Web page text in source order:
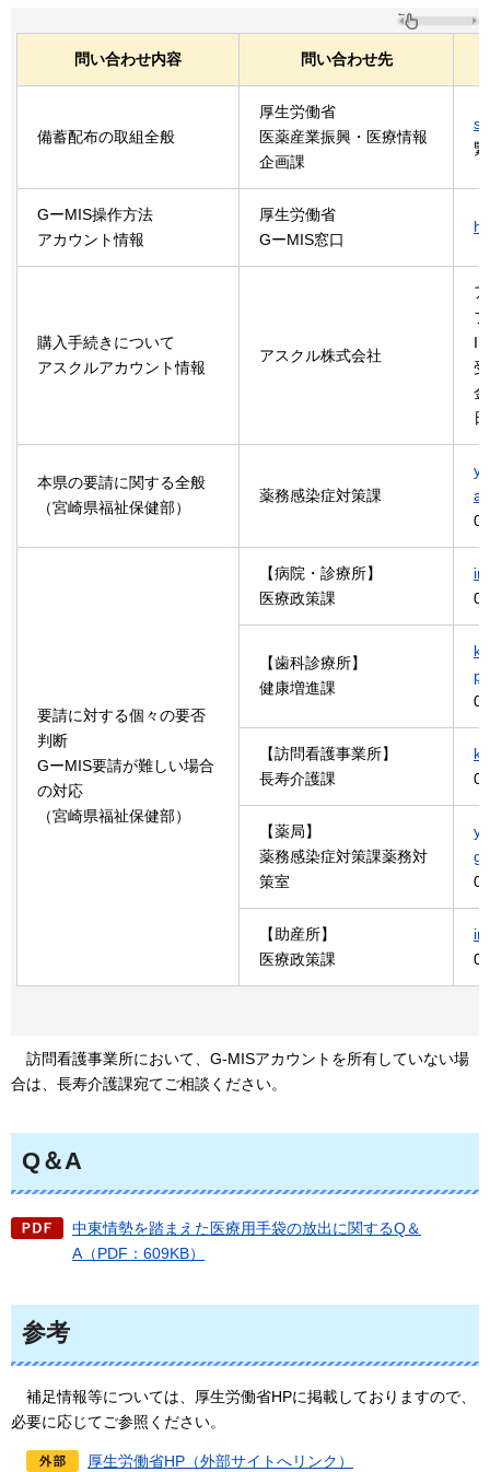
問い合わせ内容 問い合わせ先
備蓄配布の取組全般
厚生労働省
医薬産業振興・医療情報
企画課
GーMIS操作方法
アカウント情報
厚生労働省
GーMIS窓口
購入手続きについて
アスクルアカウント情報
アスクル株式会社
本県の要請に関する全般
（宮崎県福祉保健部）
薬務感染症対策課
要請に対する個々の要否
判断
GーMIS要請が難しい場合
の対応
（宮崎県福祉保健部）
【病院・診療所】
医療政策課
【歯科診療所】
健康増進課
p
【訪問看護事業所】
長寿介護課
【薬局】
薬務感染症対策課薬務対
策室
【助産所】
医療政策課
訪問看護事業所において、G-MISアカウントを所有していない場
合は、長寿介護課宛てご相談ください。
Q＆A
中東情勢を踏まえた医療用手袋の放出に関するQ＆
A（PDF：609KB）
参考
補足情報等については、厚生労働省HPに掲載しておりますので、
必要に応じてご参照ください。
厚生労働省HP（外部サイトへリンク）